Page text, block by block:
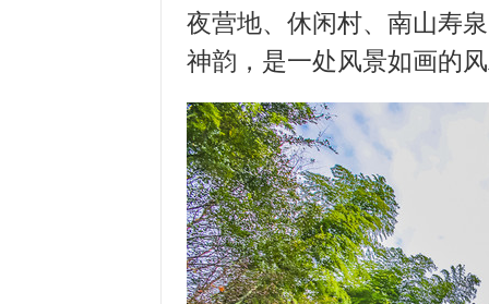
夜营地、休闲村、南山寿
神韵，是一处风景如画的